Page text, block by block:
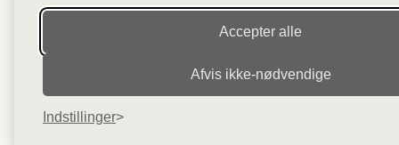
Accepter alle
Afvis ikke‑nødvendige
Indstillinger